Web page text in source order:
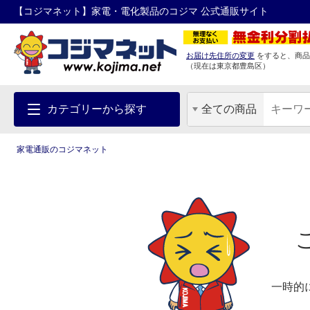
【コジマネット】家電・電化製品のコジマ 公式通販サイト
お届け先住所の変更 をすると、商
（現在は東京都豊島区）
カテゴリーから探す 全ての商品
家電通販のコジマネット
一時的